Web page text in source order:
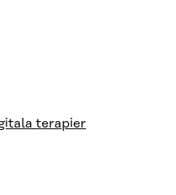
terapier